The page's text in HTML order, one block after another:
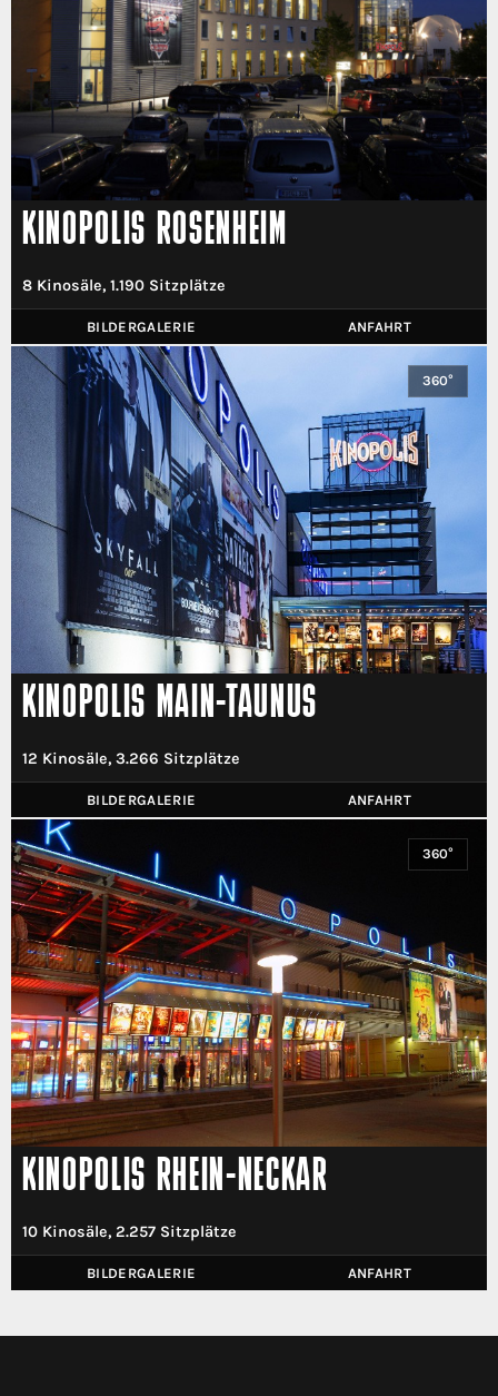
KINOPOLIS ROSENHEIM
8 Kinosäle, 1.190 Sitzplätze
BILDERGALERIE ANFAHRT
360°
KINOPOLIS MAIN-TAUNUS
12 Kinosäle, 3.266 Sitzplätze
BILDERGALERIE ANFAHRT
360°
KINOPOLIS RHEIN-NECKAR
10 Kinosäle, 2.257 Sitzplätze
BILDERGALERIE ANFAHRT